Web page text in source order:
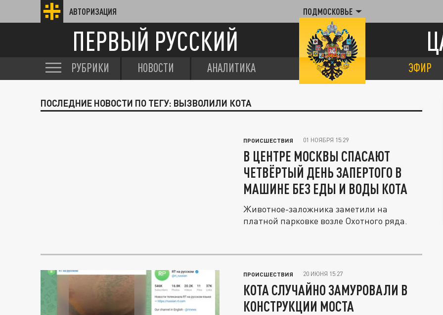
АВТОРИЗАЦИЯ ПОДМОСКОВЬЕ
ПЕРВЫЙ РУССКИЙ
РУБРИКИ НОВОСТИ АНАЛИТИКА ЭФИР
ПОСЛЕДНИЕ НОВОСТИ ПО ТЕГУ: ВЫЗВОЛИЛИ КОТА
ПРОИСШЕСТВИЯ 01 НОЯБРЯ 15:29
В ЦЕНТРЕ МОСКВЫ СПАСАЮТ
ЧЕТВЁРТЫЙ ДЕНЬ ЗАПЕРТОГО В
МАШИНЕ БЕЗ ЕДЫ И ВОДЫ КОТА
Животное-заложника заметили на
платной парковке возле Охотного ряда.
ПРОИСШЕСТВИЯ 20 ИЮНЯ 15:27
КОТА СЛУЧАЙНО ЗАМУРОВАЛИ В
КОНСТРУКЦИИ МОСТА